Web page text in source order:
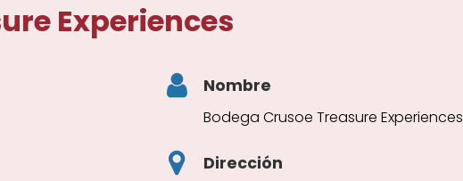
Experiences
Nombre
Bodega Crusoe Treasure Experiences
Dirección